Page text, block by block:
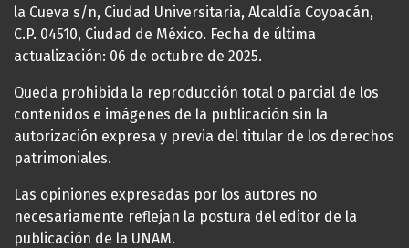
la Cueva s/n, Ciudad Universitaria, Alcaldía Coyoacán,
C.P. 04510, Ciudad de México. Fecha de última
actualización: 06 de octubre de 2025.
Queda prohibida la reproducción total o parcial de los
contenidos e imágenes de la publicación sin la
autorización expresa y previa del titular de los derechos
patrimoniales.
Las opiniones expresadas por los autores no
necesariamente reflejan la postura del editor de la
publicación de la UNAM.